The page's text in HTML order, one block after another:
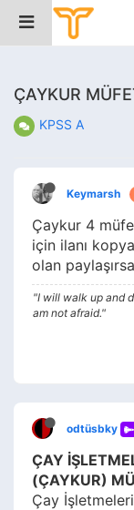
ÇAYKUR
KPSS A
Keymarsh
Çaykur 4
için ilanı
olan
"I will walk up and
am not afraid."
odtüsbky
ÇAY
(ÇAYKUR)
Çay